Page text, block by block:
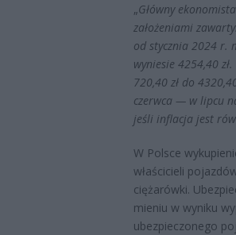
„Główny
założeniami
od stycznia 2024 r.
wyniesie 4254,40
720,40 zł do
czerwca — w lipcu
jeśli inflacja jest
W Polsce
właścicieli
ciężarówki.
mieniu w wyniku
ubezpieczonego